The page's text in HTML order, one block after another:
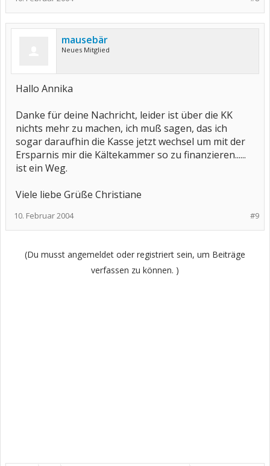
mausebär
Neues Mitglied
Hallo Annika
Danke für deine Nachricht, leider ist über die KK
nichts mehr zu machen, ich muß sagen, das ich
sogar daraufhin die Kasse jetzt wechsel um mit der
Ersparnis mir die Kältekammer so zu finanzieren......
ist ein Weg.
Viele liebe Grüße Christiane
#9
10. Februar 2004
(Du musst angemeldet oder registriert sein, um Beiträge
verfassen zu können. )